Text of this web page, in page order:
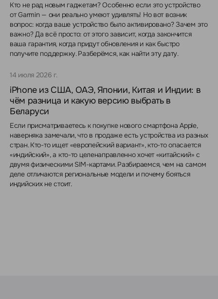
Кто не рад новым гаджетам? Особенно если это устройство
от Garmin — они реально умеют удивлять! Но вот возник
вопрос: когда ваше устройство было активировано? Зачем это
важно? Да всё просто: от этого зависит, когда закончится
ваша гарантия, когда придут обновления и как быстро
получите поддержку. Разберёмся, как найти эту дату.
14 июля 2026 г.
iPhone из США, ОАЭ, Японии, Китая и Индии: в
чём разница и какую версию выбрать в
Беларуси
Если присматриваетесь к покупке нового смартфона Apple,
наверняка замечали, что в продаже есть устройства из разных
стран. Кто-то ищет «европейский вариант», кто-то опасается
«индийский», а кто-то целенаправленно хочет «китайский» с
двумя физическими SIM-картами. Разбираемся, чем на самом
деле отличаются региональные модели и почему бояться
индийских не стоит.